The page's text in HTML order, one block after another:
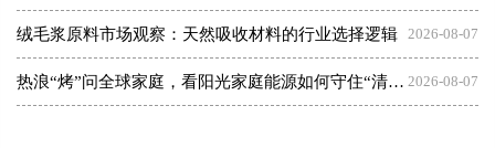
2026-08-07
绒毛浆原料市场观察：天然吸收材料的行业选择逻辑
2026-08-07
热浪“烤”问全球家庭，看阳光家庭能源如何守住“清凉”底气